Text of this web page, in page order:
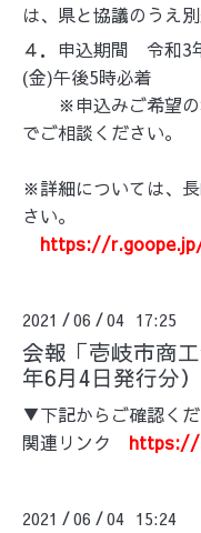
は、県と協議のうえ別
４．申込期間 令和3
(金)午後5時必着
※申込みご希望の
でご相談ください。
※詳細については、
さい。
https://
2021 /06 /04 17:25
会報「壱岐市商
年6月4日発行分
▼下記からご確認くだ
関連リンク https://
2021 /06 /04 15:24